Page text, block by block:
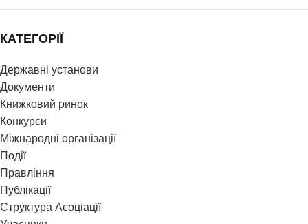
КАТЕГОРІЇ
Державні установи
Документи
Книжковий ринок
Конкурси
Міжнародні організації
Події
Правління
Публікації
Структура Асоціації